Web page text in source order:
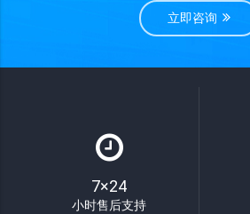
立即咨询
7×24
小时售后支持